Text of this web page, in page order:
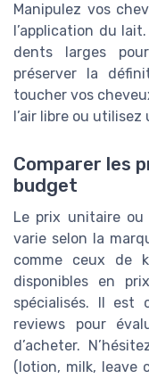
Manipulez vos
l’application du
dents larges
préserver la
toucher vos
l’air libre ou
Comparer les
budget
Le prix unitaire
varie selon la
comme ceux de
disponibles en
spécialisés. Il est
reviews pour
d’acheter.
(lotion, milk, leave